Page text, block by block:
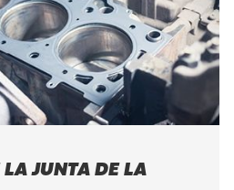
LA JUNTA DE LA